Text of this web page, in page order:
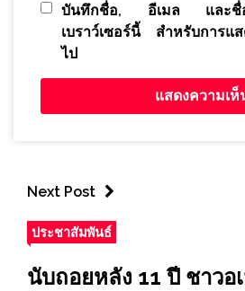
บันทึกชื่อ, อีเมล และชื่อ
เบราว์เซอร์นี้ สำหรับการแ
ไป
Next Post
ประชาสัมพันธ์
นับถอยหลัง 11 ปี ชาวอ